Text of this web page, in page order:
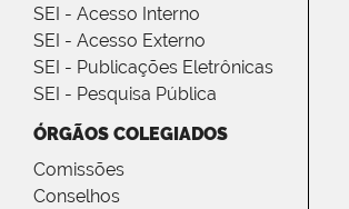
SEI - Acesso Interno
SEI - Acesso Externo
SEI - Publicações Eletrônicas
SEI - Pesquisa Pública
ÓRGÃOS COLEGIADOS
Comissões
Conselhos